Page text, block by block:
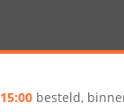
15:00 besteld,